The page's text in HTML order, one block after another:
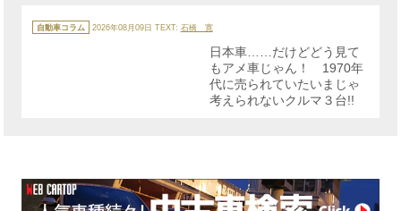
テ
ゴ
自動車コラム 2026年08月09日 TEXT: 石橋 寛
日本車……だけどどう見て
もアメ車じゃん！ 1970年
代に売られていたいまじゃ
考えられないクルマ３台!!